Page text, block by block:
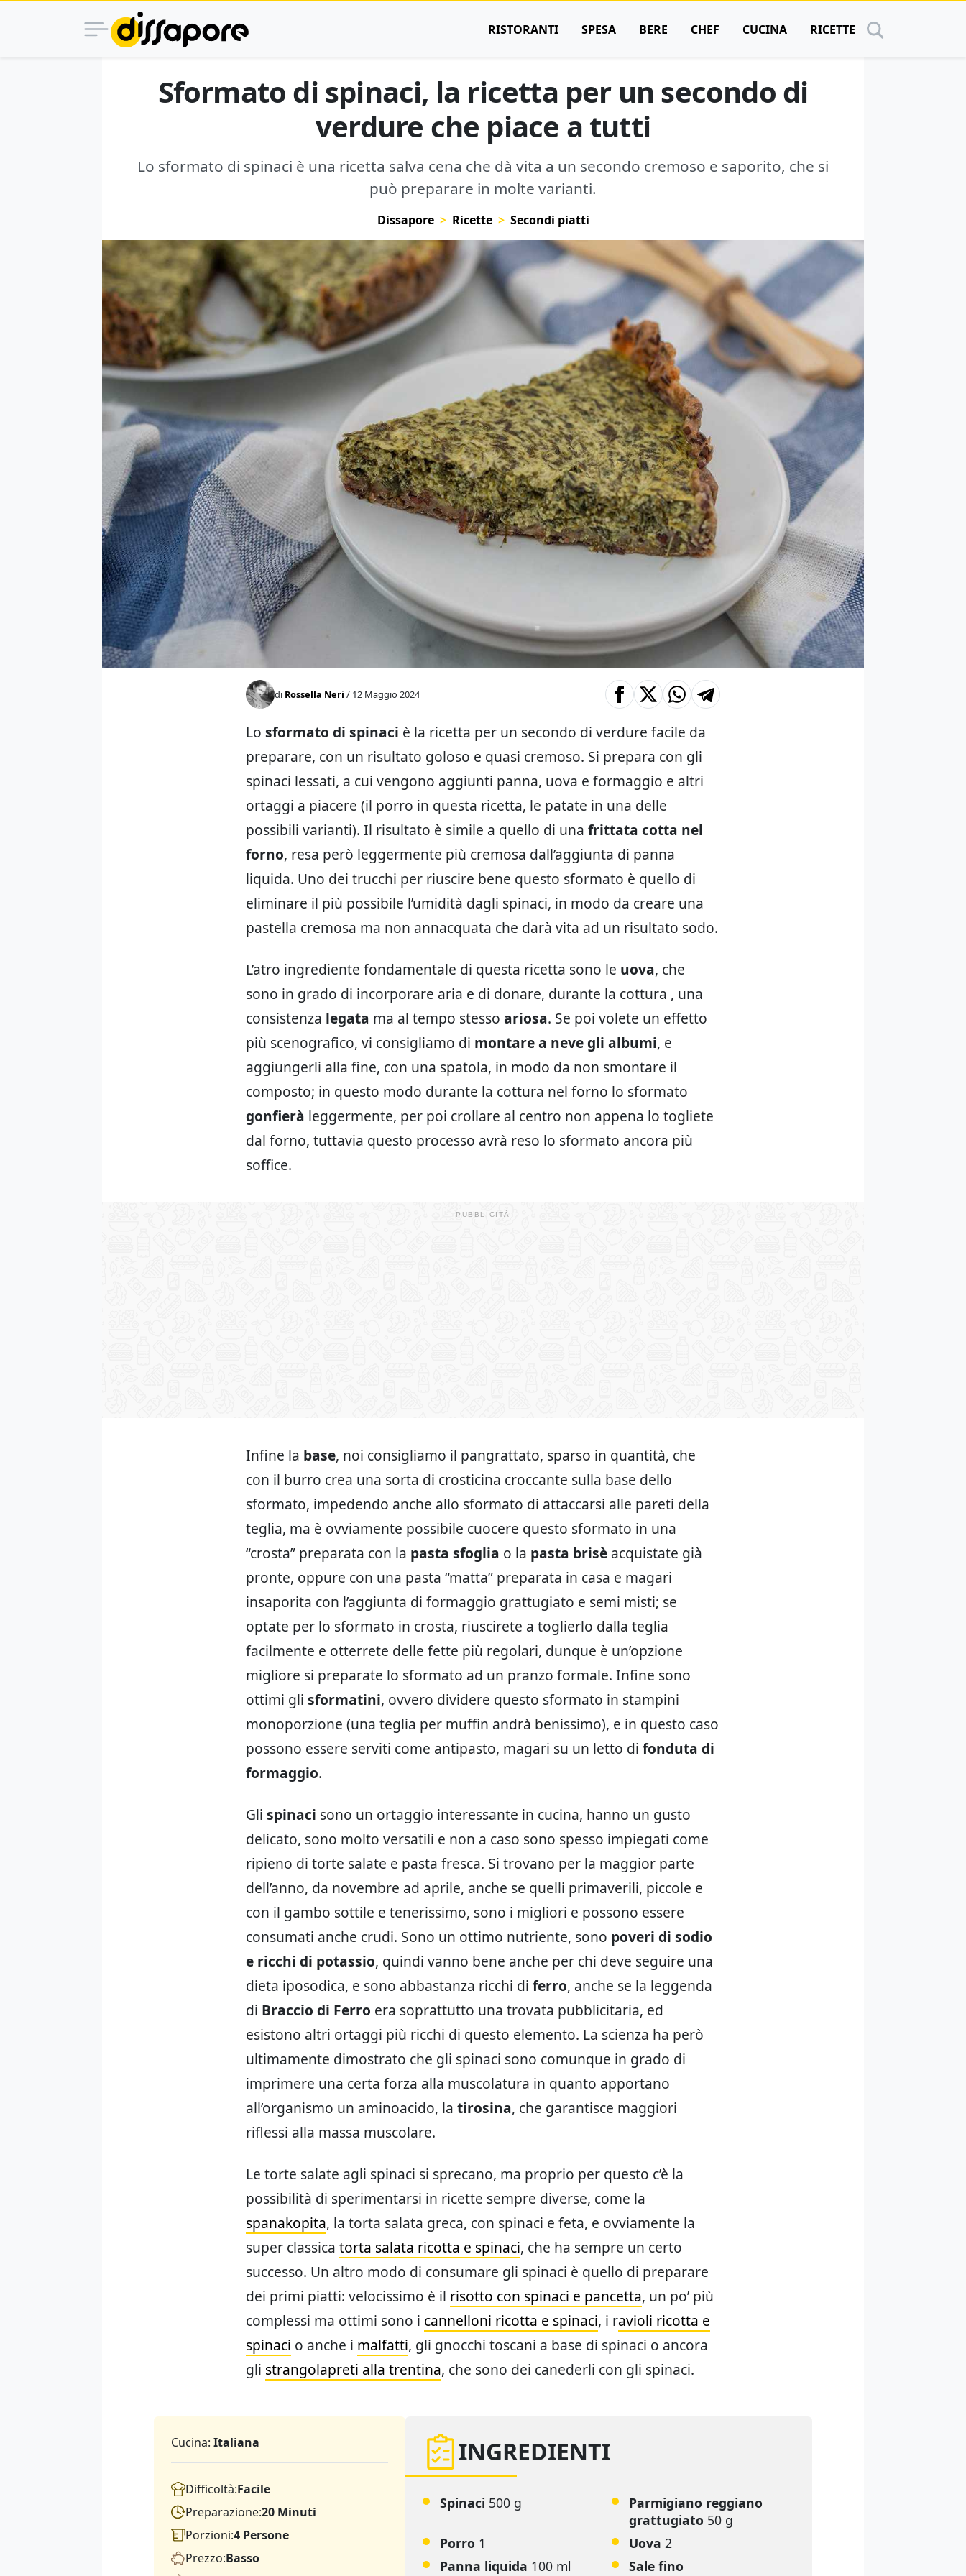
RISTORANTI SPESA BERE CHEF CUCINA RICETTE
Sformato di spinaci, la ricetta per un secondo di
verdure che piace a tutti
Lo sformato di spinaci è una ricetta salva cena che dà vita a un secondo cremoso e saporito, che si
può preparare in molte varianti.
Dissapore Ricette Secondi piatti
di Rossella Neri / 12 Maggio 2024
Lo sformato di spinaci è la ricetta per un secondo di verdure facile da
preparare, con un risultato goloso e quasi cremoso. Si prepara con gli
spinaci lessati, a cui vengono aggiunti panna, uova e formaggio e altri
ortaggi a piacere (il porro in questa ricetta, le patate in una delle
possibili varianti). Il risultato è simile a quello di una frittata cotta nel
forno, resa però leggermente più cremosa dall’aggiunta di panna
liquida. Uno dei trucchi per riuscire bene questo sformato è quello di
eliminare il più possibile l’umidità dagli spinaci, in modo da creare una
pastella cremosa ma non annacquata che darà vita ad un risultato sodo.
L’atro ingrediente fondamentale di questa ricetta sono le uova, che
sono in grado di incorporare aria e di donare, durante la cottura , una
consistenza legata ma al tempo stesso ariosa. Se poi volete un effetto
più scenografico, vi consigliamo di montare a neve gli albumi, e
aggiungerli alla fine, con una spatola, in modo da non smontare il
composto; in questo modo durante la cottura nel forno lo sformato
gonfierà leggermente, per poi crollare al centro non appena lo togliete
dal forno, tuttavia questo processo avrà reso lo sformato ancora più
soffice.
Infine la base, noi consigliamo il pangrattato, sparso in quantità, che
con il burro crea una sorta di crosticina croccante sulla base dello
sformato, impedendo anche allo sformato di attaccarsi alle pareti della
teglia, ma è ovviamente possibile cuocere questo sformato in una
“crosta” preparata con la pasta sfoglia o la pasta brisè acquistate già
pronte, oppure con una pasta “matta” preparata in casa e magari
insaporita con l’aggiunta di formaggio grattugiato e semi misti; se
optate per lo sformato in crosta, riuscirete a toglierlo dalla teglia
facilmente e otterrete delle fette più regolari, dunque è un’opzione
migliore si preparate lo sformato ad un pranzo formale. Infine sono
ottimi gli sformatini, ovvero dividere questo sformato in stampini
monoporzione (una teglia per muffin andrà benissimo), e in questo caso
possono essere serviti come antipasto, magari su un letto di fonduta di
formaggio.
Gli spinaci sono un ortaggio interessante in cucina, hanno un gusto
delicato, sono molto versatili e non a caso sono spesso impiegati come
ripieno di torte salate e pasta fresca. Si trovano per la maggior parte
dell’anno, da novembre ad aprile, anche se quelli primaverili, piccole e
con il gambo sottile e tenerissimo, sono i migliori e possono essere
consumati anche crudi. Sono un ottimo nutriente, sono poveri di sodio
e ricchi di potassio, quindi vanno bene anche per chi deve seguire una
dieta iposodica, e sono abbastanza ricchi di ferro, anche se la leggenda
di Braccio di Ferro era soprattutto una trovata pubblicitaria, ed
esistono altri ortaggi più ricchi di questo elemento. La scienza ha però
ultimamente dimostrato che gli spinaci sono comunque in grado di
imprimere una certa forza alla muscolatura in quanto apportano
all’organismo un aminoacido, la tirosina, che garantisce maggiori
riflessi alla massa muscolare.
Le torte salate agli spinaci si sprecano, ma proprio per questo c’è la
possibilità di sperimentarsi in ricette sempre diverse, come la
spanakopita, la torta salata greca, con spinaci e feta, e ovviamente la
super classica torta salata ricotta e spinaci, che ha sempre un certo
successo. Un altro modo di consumare gli spinaci è quello di preparare
dei primi piatti: velocissimo è il risotto con spinaci e pancetta, un po’ più
complessi ma ottimi sono i cannelloni ricotta e spinaci, i ravioli ricotta e
spinaci o anche i malfatti, gli gnocchi toscani a base di spinaci o ancora
gli strangolapreti alla trentina, che sono dei canederli con gli spinaci.
Cucina: Italiana
Difficoltà:Facile
Preparazione:20 Minuti
Porzioni:4 Persone
Prezzo:Basso
INGREDIENTI
Spinaci 500 g
Parmigiano reggiano
grattugiato 50 g
Porro 1 Uova 2
Panna liquida 100 ml Sale fino